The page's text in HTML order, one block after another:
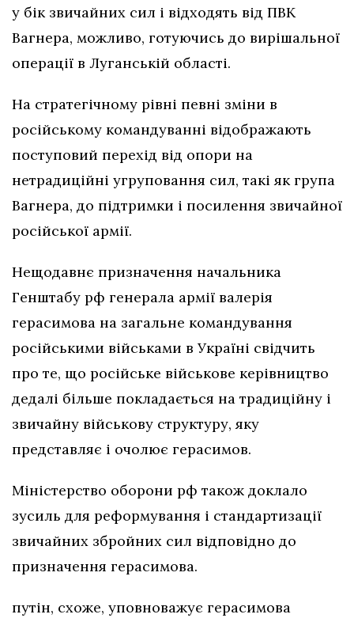
у бік звичайних сил і відходять від ПВК
Вагнера, можливо, готуючись до вирішальної
операції в Луганській області.
На стратегічному рівні певні зміни в
російському командуванні відображають
поступовий перехід від опори на
нетрадиційні угруповання сил, такі як група
Вагнера, до підтримки і посилення звичайної
російської армії.
Нещодавнє призначення начальника
Генштабу рф генерала армії валерія
герасимова на загальне командування
російськими військами в Україні свідчить
про те, що російське військове керівництво
дедалі більше покладається на традиційну і
звичайну військову структуру, яку
представляє і очолює герасимов.
Міністерство оборони рф також доклало
зусиль для реформування і стандартизації
звичайних збройних сил відповідно до
призначення герасимова.
путін, схоже, уповноважує герасимова